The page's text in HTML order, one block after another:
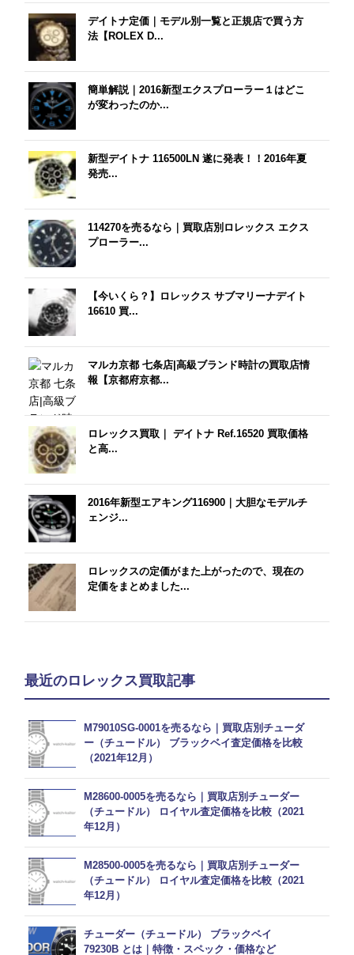
デイトナ定価｜モデル別一覧と正規店で買う方
法【ROLEX D...
簡単解説｜2016新型エクスプローラー１はどこ
が変わったのか...
新型デイトナ 116500LN 遂に発表！！2016年夏
発売...
114270を売るなら｜買取店別ロレックス エクス
プローラー...
【今いくら？】ロレックス サブマリーナデイト
16610 買...
マルカ京都 七条店|高級ブランド時計の買取店情
報【京都府京都...
ロレックス買取｜ デイトナ Ref.16520 買取価格
と高...
2016年新型エアキング116900｜大胆なモデルチ
ェンジ...
ロレックスの定価がまた上がったので、現在の
定価をまとめました...
最近のロレックス買取記事
M79010SG-0001を売るなら｜買取店別チューダ
ー（チュードル） ブラックベイ査定価格を比較
（2021年12月）
M28600-0005を売るなら｜買取店別チューダー
（チュードル） ロイヤル査定価格を比較（2021
年12月）
M28500-0005を売るなら｜買取店別チューダー
（チュードル） ロイヤル査定価格を比較（2021
年12月）
チューダー（チュードル） ブラックベイ
79230B とは｜特徴・スペック・価格など